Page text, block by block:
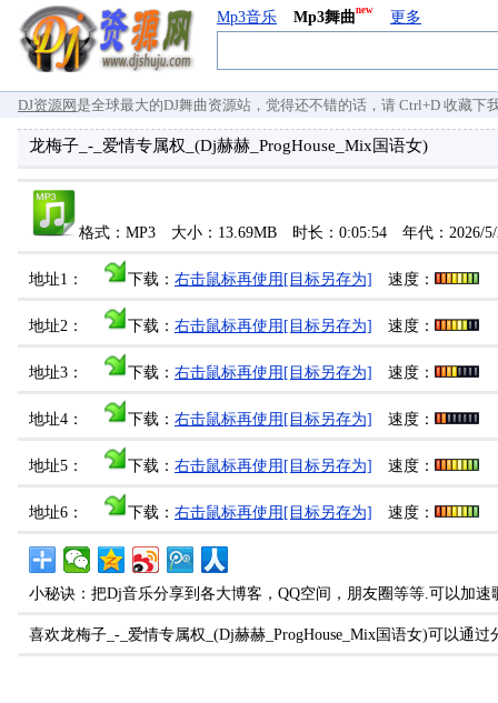
Mp3音乐 Mp3舞曲new 更多
DJ资源网 是全球最大的DJ舞曲资源站，觉得还不错的话，请 Ctrl+D 收藏下
龙梅子_-_爱情专属权_(Dj赫赫_ProgHouse_Mix国语女)
格式：MP3 大小：13.69MB 时长：0:05:54 年代：
地址1： 下载： 右击鼠标再使用[目标另存为] 速度：
地址2： 下载： 右击鼠标再使用[目标另存为] 速度：
地址3： 下载： 右击鼠标再使用[目标另存为] 速度：
地址4： 下载： 右击鼠标再使用[目标另存为] 速度：
地址5： 下载： 右击鼠标再使用[目标另存为] 速度：
地址6： 下载： 右击鼠标再使用[目标另存为] 速度：
小秘诀：把Dj音乐分享到各大博客，QQ空间，朋友圈等等.可以加速
喜欢龙梅子_-_爱情专属权_(Dj赫赫_ProgHouse_Mix国语女)可以通